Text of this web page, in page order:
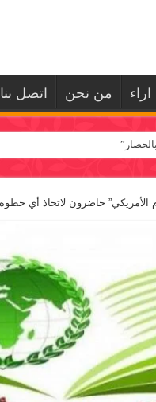
اراء من نحن اتصل بنا
الأمريكي” حاضرون لاتخاذ أي